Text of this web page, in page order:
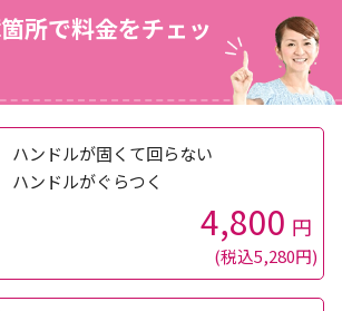
所で料金をチェッ
ハンドルが固くて回らない
ハンドルがぐらつく
4,800 円
(税込5,280円)